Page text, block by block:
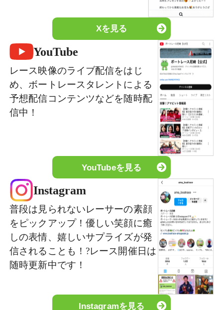
Xを見る
YouTube
レース映像のライブ配信をはじ
め、ボートレースタレントによる
予想配信コンテンツなどを随時配
信中！
YouTubeを見る
Instagram
普段は見られないレーサーの素顔
をピックアップ！優しい笑顔に癒
しの表情、嬉しいサプライズが発
信されることも！?レース開催日は
随時更新中です！
Instagramを見る